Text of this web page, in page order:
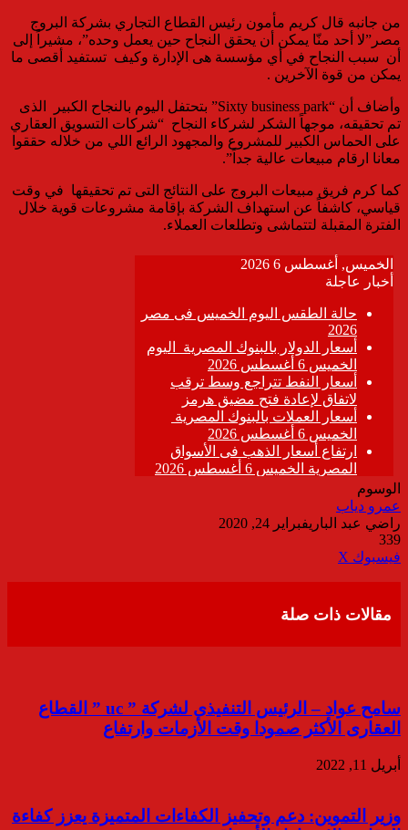
من جانبه قال كريم مأمون رئيس القطاع التجاري بشركة البروج
مصر”لا أحد منّا يمكن أن يحقق النجاح حين يعمل وحده”، مشيراً إلى
أن سبب النجاح في أي مؤسسة هى الإدارة وكيف تستفيد أقصى ما
يمكن من قوة الآخرين .
وأضاف أن “Sixty business park” بتحتفل اليوم بالنجاح الكبير الذى
تم تحقيقه، موجهاً الشكر لشركاء النجاح “شركات التسويق العقاري
على الحماس الكبير للمشروع والمجهود الرائع اللي من خلاله حققوا
معانا ارقام مبيعات عالية جداً”.
كما كرم فريق مبيعات البروج على النتائج التى تم تحقيقها في وقت
قياسي، كاشفاً عن استهداف الشركة بإقامة مشروعات قوية خلال
الفترة المقبلة لتتماشى وتطلعات العملاء.
الوسوم
عمرو دياب
راضي عبد الباريفبراير 24, 2020
339
فيسبوك ‫X
مقالات ذات صلة
سامح عواد – الرئيس التنفيذى لشركة ” uc ” القطاع
العقارى الأكثر صمودا وقت الأزمات وارتفاع
أبريل 11, 2022
وزير التموين: دعم وتحفيز الكفاءات المتميزة يعزز كفاءة